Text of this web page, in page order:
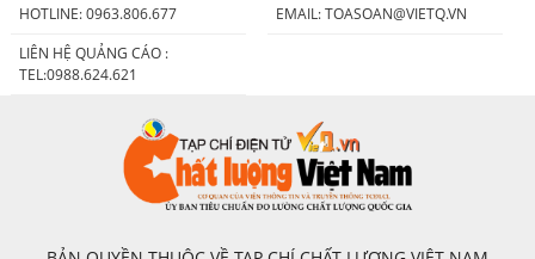
HOTLINE: 0963.806.677
EMAIL:TOASOAN@VIETQ.VN
LIÊN HỆ QUẢNG CÁO :
TEL:0988.624.621